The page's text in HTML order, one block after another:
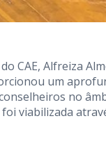
CAE, Alfreiza
um
no
viabilizada